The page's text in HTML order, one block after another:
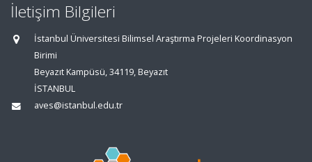
İletişim Bilgileri
İstanbul Üniversitesi Bilimsel Araştırma Projeleri Koordinasyon
Birimi
Beyazıt Kampüsü, 34119, Beyazıt
İSTANBUL
aves@istanbul.edu.tr